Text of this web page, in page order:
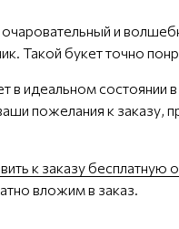
и
Такой букет точно
в идеальном состоянии
пожелания к заказу,
к заказу бесплатную
вложим в заказ.